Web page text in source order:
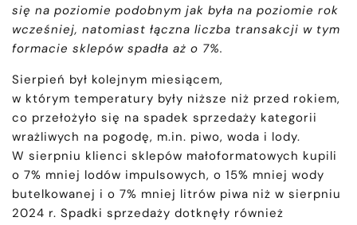
się na poziomie podobnym jak była na poziomie rok
wcześniej, natomiast łączna liczba transakcji w tym
formacie sklepów spadła aż o 7%.
Sierpień był kolejnym miesiącem,
w którym temperatury były niższe niż przed rokiem,
co przełożyło się na spadek sprzedaży kategorii
wrażliwych na pogodę, m.in. piwo, woda i lody.
W sierpniu klienci sklepów małoformatowych kupili
o 7% mniej lodów impulsowych, o 15% mniej wody
butelkowanej i o 7% mniej litrów piwa niż w sierpniu
2024 r. Spadki sprzedaży dotknęły również